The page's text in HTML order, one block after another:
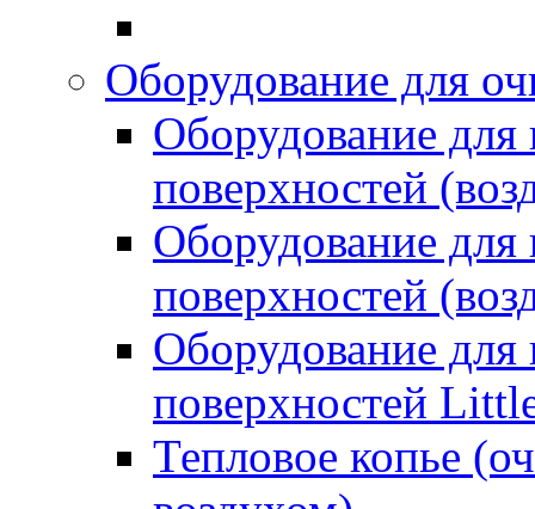
Оборудование для
Оборудование
поверхностей
Оборудование
поверхностей
Оборудование
поверхностей
Тепловое копье